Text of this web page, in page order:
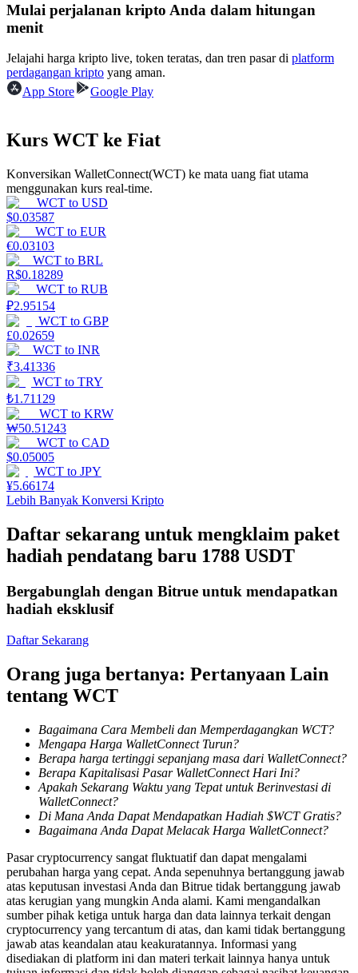
Babi Kekuatan
Mempertaruhkan
Pengembalian tinggi & akses instan
Launchpool
Staking fleksibel untuk mendapatkan token populer
Penguncian BTR
Investasi eksklusif untuk pemegang BTR
Pinjaman
Layanan pinjaman yang didukung Crypto
Mulai perjalanan kripto Anda dalam hitungan
menit
Jelajahi harga kripto live, token teratas, dan tren pasar di platform
perdagangan kripto yang aman.
App Store
Google Play
Kurs WCT ke Fiat
Konversikan WalletConnect(WCT) ke mata uang fiat utama
menggunakan kurs real-time.
WCT to USD
$0.03587
WCT to EUR
€0.03103
WCT to BRL
R$0.18289
WCT to RUB
₽2.95154
WCT to GBP
£0.02659
WCT to INR
₹3.41336
WCT to TRY
₺1.71129
WCT to KRW
₩50.51243
WCT to CAD
$0.05005
WCT to JPY
¥5.66174
Lebih Banyak Konversi Kripto
Daftar sekarang untuk mengklaim paket
hadiah pendatang baru 1788 USDT
Bergabunglah dengan Bitrue untuk mendapatkan
hadiah eksklusif
Daftar Sekarang
Orang juga bertanya: Pertanyaan Lain
tentang WCT
Bagaimana Cara Membeli dan Memperdagangkan WCT?
Mengapa Harga WalletConnect Turun?
Berapa harga tertinggi sepanjang masa dari WalletConnect?
Berapa Kapitalisasi Pasar WalletConnect Hari Ini?
Apakah Sekarang Waktu yang Tepat untuk Berinvestasi di
WalletConnect?
Di Mana Anda Dapat Mendapatkan Hadiah $WCT Gratis?
Bagaimana Anda Dapat Melacak Harga WalletConnect?
Pasar cryptocurrency sangat fluktuatif dan dapat mengalami
perubahan harga yang cepat. Anda sepenuhnya bertanggung jawab
atas keputusan investasi Anda dan Bitrue tidak bertanggung jawab
atas kerugian yang mungkin Anda alami. Kami mengandalkan
sumber pihak ketiga untuk harga dan data lainnya terkait dengan
cryptocurrency yang tercantum di atas, dan kami tidak bertanggung
jawab atas keandalan atau keakuratannya. Informasi yang
disediakan di platform ini dan materi terkait lainnya hanya untuk